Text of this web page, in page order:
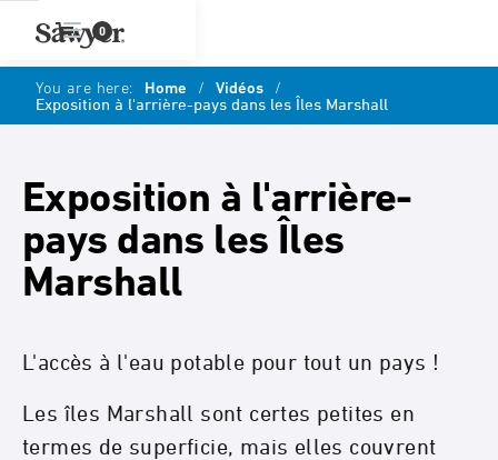
0
You are here: Home / Vidéos /
Exposition à l'arrière-pays dans les Îles Marshall
Exposition à l'arrière-
pays dans les Îles
Marshall
L'accès à l'eau potable pour tout un pays !
Les îles Marshall sont certes petites en
termes de superficie, mais elles couvrent